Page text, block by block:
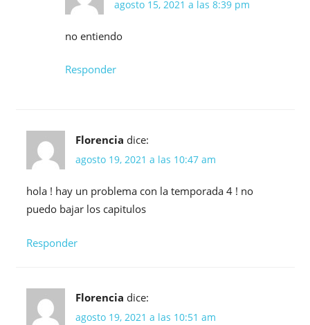
agosto 15, 2021 a las 8:39 pm
no entiendo
Responder
Florencia dice:
agosto 19, 2021 a las 10:47 am
hola ! hay un problema con la temporada 4 ! no
puedo bajar los capitulos
Responder
Florencia dice:
agosto 19, 2021 a las 10:51 am